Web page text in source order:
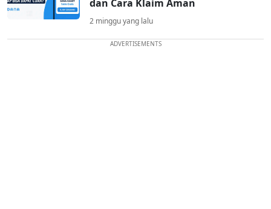
dan Cara Klaim Aman
2 minggu yang lalu
ADVERTISEMENTS